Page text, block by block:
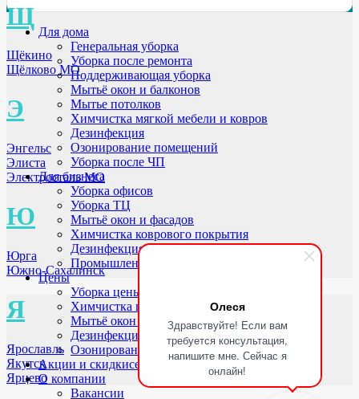
Олеся
Здравствуйте! Если вам
требуется консультация,
напишите мне. Сейчас я
онлайн!
Щ
Щёкино
Щёлково МО
Э
Энгельс
Элиста
Электросталь МО
Ю
Юрга
Южно-Сахалинск
Я
Ярославль
Якутск
Ярцево
Для дома
Генеральная уборка
Уборка после ремонта
Поддерживающая уборка
Мытьё окон и балконов
Мытье потолков
Химчистка мягкой мебели и ковров
Дезинфекция
Озонирование помещений
Уборка после ЧП
Для бизнеса
Уборка офисов
Уборка ТЦ
Мытьё окон и фасадов
Химчистка коврового покрытия
Дезинфекция помещений
Промышленное озонирование
Цены
Уборка цены
Химчистка цены
Мытьё окон цены
Дезинфекция цены
Озонирование цены
Акции и скидкисегодня до 40%
О компании
Вакансии